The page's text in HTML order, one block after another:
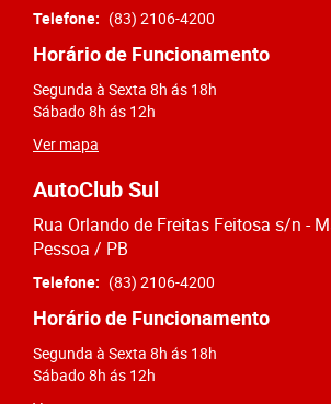
Telefone: (83) 2106-4200
Horário de Funcionamento
Segunda à Sexta 8h ás 18h
Sábado 8h ás 12h
Ver mapa
AutoClub Sul
Rua Orlando de Freitas Feitosa s/n -
Pessoa / PB
Telefone: (83) 2106-4200
Horário de Funcionamento
Segunda à Sexta 8h ás 18h
Sábado 8h ás 12h